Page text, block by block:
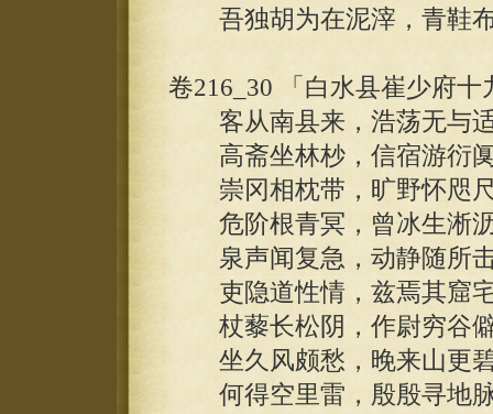
吾独胡为在泥滓，青鞋
卷216_30 「白水县崔少府
客从南县来，浩荡无与适
高斋坐林杪，信宿游衍阒
崇冈相枕带，旷野怀咫尺
危阶根青冥，曾冰生淅沥
泉声闻复急，动静随所击
吏隐道性情，兹焉其窟宅
杖藜长松阴，作尉穷谷僻
坐久风颇愁，晚来山更碧
何得空里雷，殷殷寻地脉